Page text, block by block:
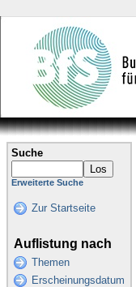
Suche
Erweiterte Suche
Zur Startseite
Auflistung nach
Themen
Erscheinungsdatum